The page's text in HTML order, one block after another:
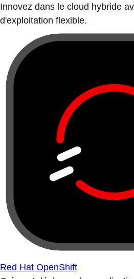
Innovez dans le cloud hybride
d'exploitation flexible.
Red Hat OpenShift